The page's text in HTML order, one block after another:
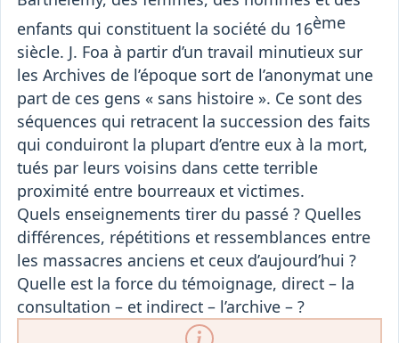
enfants qui constituent la société du 16ème
siècle. J. Foa à partir d’un travail minutieux sur
les Archives de l’époque sort de l’anonymat une
part de ces gens « sans histoire ». Ce sont des
séquences qui retracent la succession des faits
qui conduiront la plupart d’entre eux à la mort,
tués par leurs voisins dans cette terrible
proximité entre bourreaux et victimes.
Quels enseignements tirer du passé ? Quelles
différences, répétitions et ressemblances entre
les massacres anciens et ceux d’aujourd’hui ?
Quelle est la force du témoignage, direct – la
consultation – et indirect – l’archive – ?